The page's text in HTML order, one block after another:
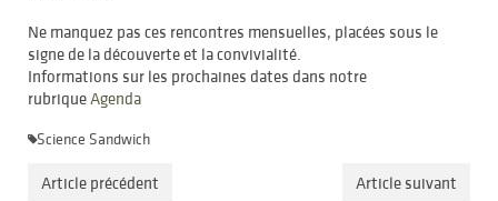
Ne manquez pas ces rencontres mensuelles, placées sous le
signe de la découverte et la convivialité.
Informations sur les prochaines dates dans notre
rubriqueAgenda
Science Sandwich
Article précédent Article suivant